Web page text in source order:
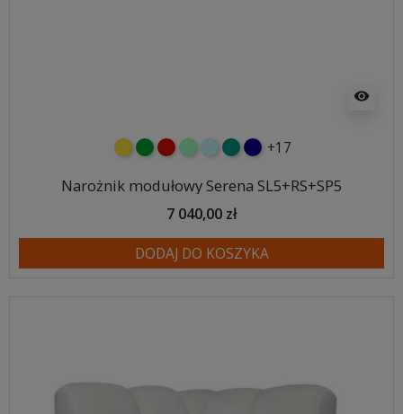
visibility
żółtyzielonyczerwony
miętowybłękitnyturkusowy
granatowy
+17
Narożnik modułowy Serena SL5+RS+SP5
7 040,00 zł
DODAJ DO KOSZYKA